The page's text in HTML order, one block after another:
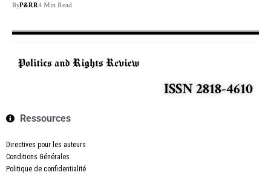
ByP&RR4 Min Read
ISSN 2818-4610
Ressources
Directives pour les auteurs
Conditions Générales
Politique de confidentialité